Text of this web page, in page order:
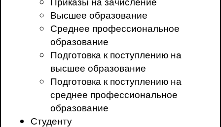
Высшее образование
Среднее профессиональное
образование
Подготовка к поступлению на
высшее образование
Подготовка к поступлению на
среднее профессиональное
образование
Студенту